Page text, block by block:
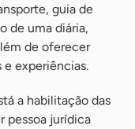
guia de
de uma diária,
de oferecer
experiências.
a habilitação das
pessoa jurídica